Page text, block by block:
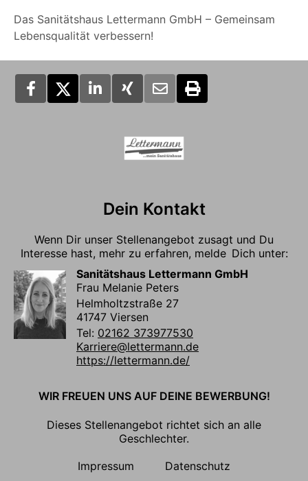
Das Sanitätshaus Lettermann GmbH – Gemeinsam
Lebensqualität verbessern!
Dein Kontakt
Wenn Dir unser Stellenangebot zusagt und Du
Interesse hast, mehr zu erfahren, melde Dich unter:
Sanitätshaus Lettermann GmbH
Frau Melanie Peters
Helmholtzstraße 27
41747 Viersen
Tel: 02162 373977530
Karriere@lettermann.de
https://lettermann.de/
WIR FREUEN UNS AUF DEINE BEWERBUNG!
Dieses Stellenangebot richtet sich an alle
Geschlechter.
Impressum
Datenschutz